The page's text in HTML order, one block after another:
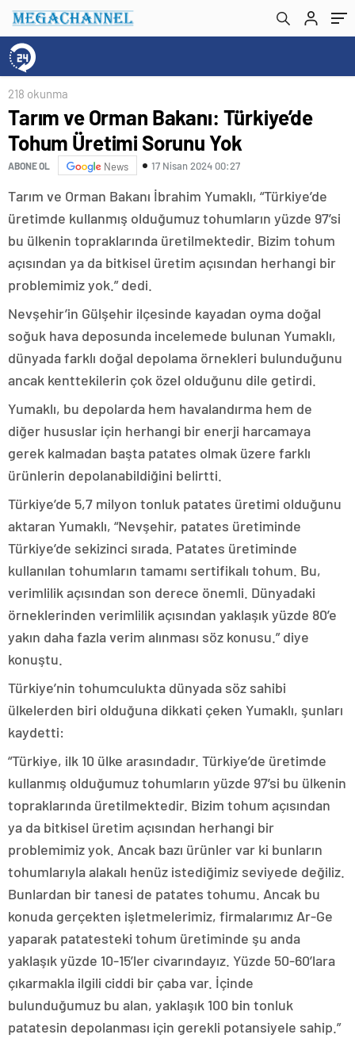
218 okunma
Tarım ve Orman Bakanı: Türkiye’de
Tohum Üretimi Sorunu Yok
ABONE OL News 17 Nisan 2024 00:27
Tarım ve Orman Bakanı İbrahim Yumaklı, “Türkiye’de
üretimde kullanmış olduğumuz tohumların yüzde 97’si
bu ülkenin topraklarında üretilmektedir. Bizim tohum
açısından ya da bitkisel üretim açısından herhangi bir
problemimiz yok.” dedi.
Nevşehir’in Gülşehir ilçesinde kayadan oyma doğal
soğuk hava deposunda incelemede bulunan Yumaklı,
dünyada farklı doğal depolama örnekleri bulunduğunu
ancak kenttekilerin çok özel olduğunu dile getirdi.
Yumaklı, bu depolarda hem havalandırma hem de
diğer hususlar için herhangi bir enerji harcamaya
gerek kalmadan başta patates olmak üzere farklı
ürünlerin depolanabildiğini belirtti.
Türkiye’de 5,7 milyon tonluk patates üretimi olduğunu
aktaran Yumaklı, “Nevşehir, patates üretiminde
Türkiye’de sekizinci sırada. Patates üretiminde
kullanılan tohumların tamamı sertifikalı tohum. Bu,
verimlilik açısından son derece önemli. Dünyadaki
örneklerinden verimlilik açısından yaklaşık yüzde 80’e
yakın daha fazla verim alınması söz konusu.” diye
konuştu.
Türkiye’nin tohumculukta dünyada söz sahibi
ülkelerden biri olduğuna dikkati çeken Yumaklı, şunları
kaydetti:
“Türkiye, ilk 10 ülke arasındadır. Türkiye’de üretimde
kullanmış olduğumuz tohumların yüzde 97’si bu ülkenin
topraklarında üretilmektedir. Bizim tohum açısından
ya da bitkisel üretim açısından herhangi bir
problemimiz yok. Ancak bazı ürünler var ki bunların
tohumlarıyla alakalı henüz istediğimiz seviyede değiliz.
Bunlardan bir tanesi de patates tohumu. Ancak bu
konuda gerçekten işletmelerimiz, firmalarımız Ar-Ge
yaparak patatesteki tohum üretiminde şu anda
yaklaşık yüzde 10-15’ler civarındayız. Yüzde 50-60’lara
çıkarmakla ilgili ciddi bir çaba var. İçinde
bulunduğumuz bu alan, yaklaşık 100 bin tonluk
patatesin depolanması için gerekli potansiyele sahip.”